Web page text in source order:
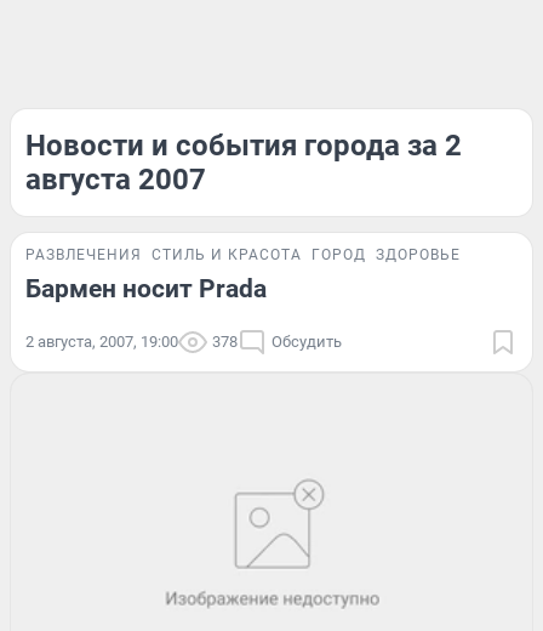
Новости и события города за 2
августа 2007
РАЗВЛЕЧЕНИЯ СТИЛЬ И КРАСОТА ГОРОД ЗДОРОВЬЕ
Бармен носит Prada
2 августа, 2007, 19:00 378 Обсудить